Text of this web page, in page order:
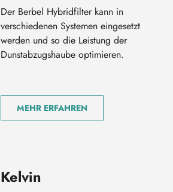
Der Berbel Hybridfilter kann in
verschiedenen Systemen eingesetzt
werden und so die Leistung der
Dunstabzugshaube optimieren.
MEHR ERFAHREN
Kelvin